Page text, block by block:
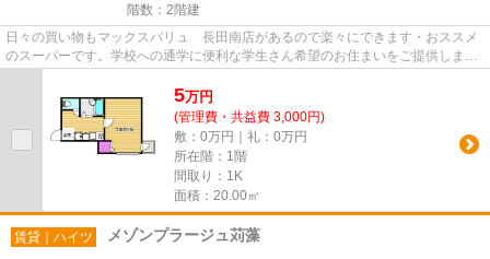
階数：2階建
日々の買い物もマックスバリュ 長田南店があるので楽々にできます・おススメ
のスーパーです。学校への通学に便利な学生さん希望のお住まいをご提供しま
5万円
(管理費・共益費 3,000円)
敷：0万円｜礼：0万円
所在階：1階
間取り：1K
面積：20.00㎡
賃貸｜ハイツ メゾンプラージュ苅藻